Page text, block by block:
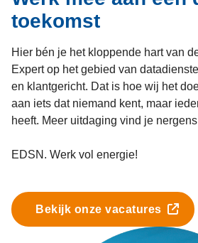
toekomst
Hier bén je het kloppende hart van
Expert op het gebied van
en klantgericht. Dat is hoe wij het
aan iets dat niemand kent, maar
heeft. Meer uitdaging vind je
EDSN. Werk vol energie!
Bekijk onze vacatures